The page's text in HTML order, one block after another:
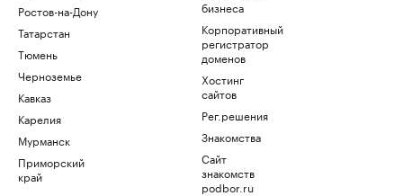
Ростов-на-Дону
Татарстан
Тюмень
Черноземье
Кавказ
Карелия
Мурманск
Приморский
край
бизнеса
Корпоративный
регистратор
доменов
Хостинг
сайтов
Рег.решения
Знакомства
Сайт
знакомств
podbor.ru